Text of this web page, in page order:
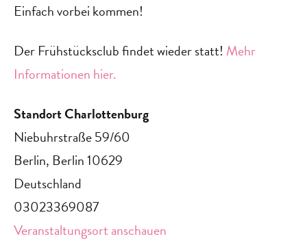
Einfach vorbei kommen!
‍Der Frühstücksclub findet wieder statt! Mehr
Informationen hier.
Standort Charlottenburg
Niebuhrstraße 59/60
Berlin, Berlin10629
Deutschland
03023369087
Veranstaltungsort anschauen